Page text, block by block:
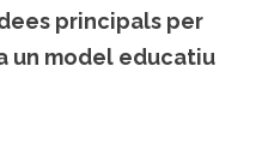
principals per
un model educatiu